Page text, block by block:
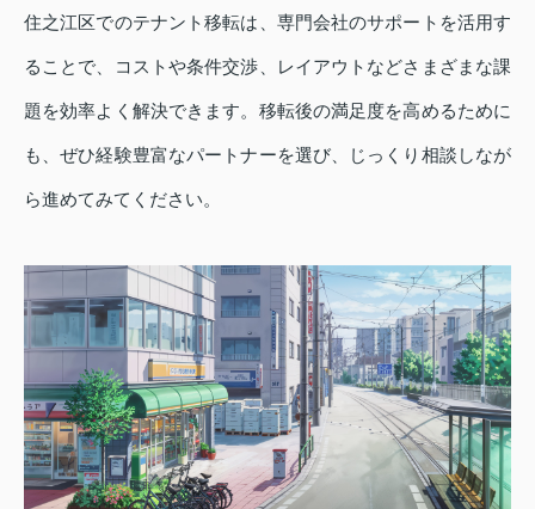
住之江区でのテナント移転は、専門会社のサポートを活用す
ることで、コストや条件交渉、レイアウトなどさまざまな課
題を効率よく解決できます。移転後の満足度を高めるために
も、ぜひ経験豊富なパートナーを選び、じっくり相談しなが
ら進めてみてください。